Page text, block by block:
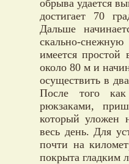
обрыва удается
достигает 70
Дальше
скально-
имеется простой
около 80 м и
осуществить в
После того
рюкзаками,
который уложен
весь день. Для
почти на
покрыта гладким